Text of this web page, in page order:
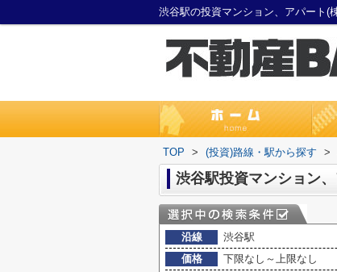
TOP > (投資)路線・駅から探す >
沿線
渋谷駅
価格
下限なし～上限なし